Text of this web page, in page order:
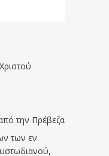
την Πρέβεζα
των εν